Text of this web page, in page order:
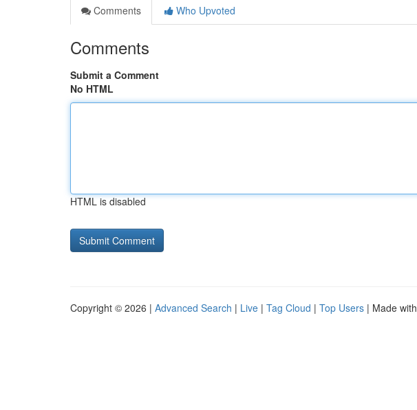
Comments
Who Upvoted
Comments
Submit a Comment
No HTML
HTML is disabled
Copyright © 2026 | Advanced Search | Live | Tag Cloud | Top Users | Made with